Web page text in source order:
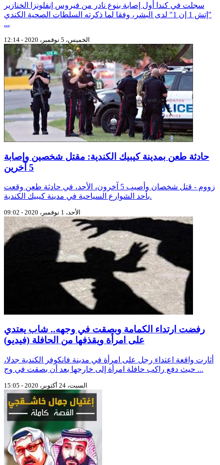
سجلت في كندا أول إصابة بنوع نادر من فيروس إنفلونزا الخنازير
"إتش 1 إن 1" لدى البشر، وفقا لما ذكرته السلطات الصحية الكندي
...
الخميس، 5 نوفمبر، 2020 - 12:14
حادثة طعن بمدينة كيبيك الكندية: مقتل شخصين وإصابة
5 آخرين
زووم - قتل شخصان وأصيب 5 آخرون، الأحد، في حادثة طعن وقعت
بأحد الشوارع السياحية في مدينة كيبيك الكندية.
الأحد، 1 نوفمبر، 2020 - 09:02
رفضت ارتداء الكمامة وبصقت في وجهه.. شاب يعتدي
على امرأة ويقذفها من الحافلة (فيديو)
أثارت واقعة اعتداء رجل على امرأة في مدينة فانكوفر الكندية جدلا،
حيث دفع راكب حافلة امرأة إلى خارجها بعد أن بصقت في وج ...
السبت، 24 أكتوبر، 2020 - 15:05